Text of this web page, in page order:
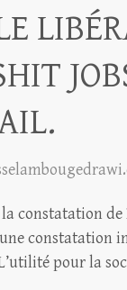
constatation
constatation
pour la